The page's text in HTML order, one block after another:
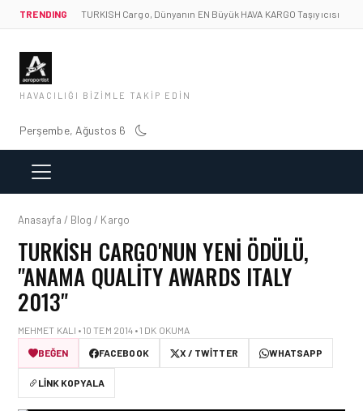
TRENDING TURKISH Cargo, Dünyanın EN Büyük HAVA KARGO Taşıyıcısı
HAVACILIĞI BIZIMLE TAKIP EDIN
Perşembe, Ağustos 6
Anasayfa / Blog / Kargo
TURKISH CARGO'NUN YENI ÖDÜLÜ,
"ANAMA QUALITY AWARDS ITALY
2013"
MEHMET KALI • 10 TEM 2014 • 1 DK OKUMA
BEĞEN
FACEBOOK X / TWITTER WHATSAPP
LINK KOPYALA